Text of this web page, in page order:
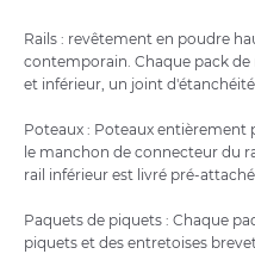
Rails : revêtement en poudre
contemporain. Chaque pack
et inférieur, un joint
Poteaux : Poteaux entièrement
le manchon de connecteur du
rail inférieur est livré pré-
Paquets de piquets : Chaque
piquets et des entretoises